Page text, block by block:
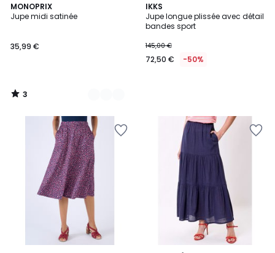
MONOPRIX
Jupe midi satinée
€.
35,99 €
3
/
4
Couleurs
3
/
IKKS
Jupe longue plissée avec détail
bandes sport
145,00 €
72,50 € -50%